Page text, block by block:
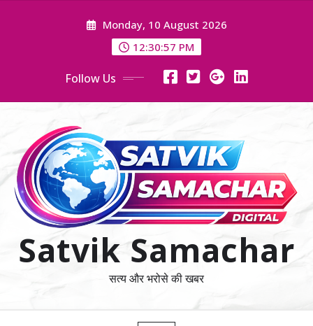
Monday, 10 August 2026
12:30:59 PM
Follow Us
Satvik Samachar
सत्य और भरोसे की खबर